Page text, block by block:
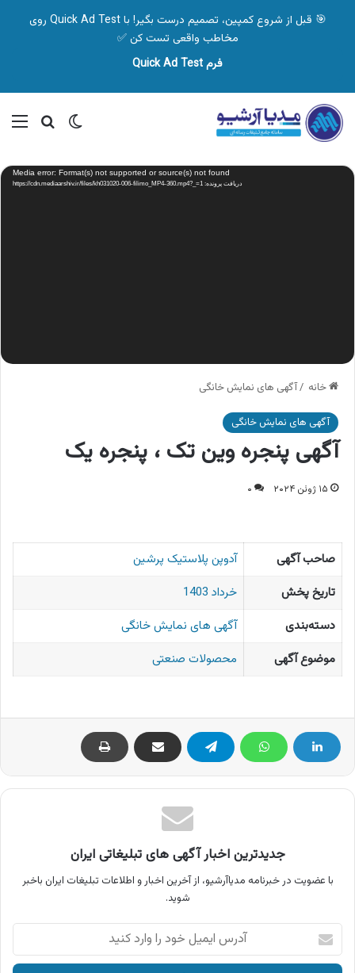
🎯 قبل از شروع کمپین، تصمیم درست بگیر! با Quick Ad Test روی
مخاطب واقعی تست کن ✅
فرم Quick Ad Test
تغییر پوسته
نمایشگر
ویدیو Media error: Format(s) not supported or source(s) not found
دریافت پرونده: https://cdn.mediaarshiv.ir/files/kh031020-006-filimo_MP4-360.mp4?_=1
خانه /آگهی های نمایش خانگی
آگهی های نمایش خانگی
آگهی پنجره وین تک ، پنجره یک
۱۵ ژوئن ۲۰۲۴ ۰
صاحب آگهی
آدوپن پلاستیک پرشین
تاریخ پخش
خرداد 1403
دسته‌بندی
آگهی های نمایش خانگی
موضوع آگهی
محصولات صنعتی
جدیدترین اخبار آگهی های تبلیغاتی ایران
با عضویت در خبرنامه مدیاآرشیو، از آخرین اخبار و اطلاعات تبلیغات ایران باخبر
شوید.
آدرس
ایمیل
خود